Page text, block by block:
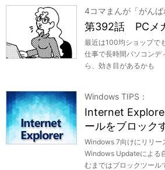
4コマまんが「がんば
第392話 PCメ
最近は100均ショップで
仕事で長時間パソコンデ
ら、効き目があるかも
Windows TIPS
Internet
ールをブロック
Windows 7向けにリリー
Windows Updateによる
むまではブロックツール